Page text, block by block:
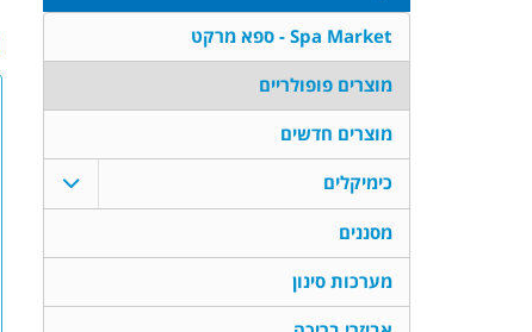
Spa Market - ספא מרקט
מוצרים פופולריים
מוצרים חדשים
כימיקלים
מסננים
מערכות סינון